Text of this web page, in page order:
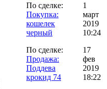
По сделке:
Покупка:
кошелек
черный
1
март
2019
10:24
По сделке:
Продажа:
Поддева
крокид 74
17
фев
2019
18:22